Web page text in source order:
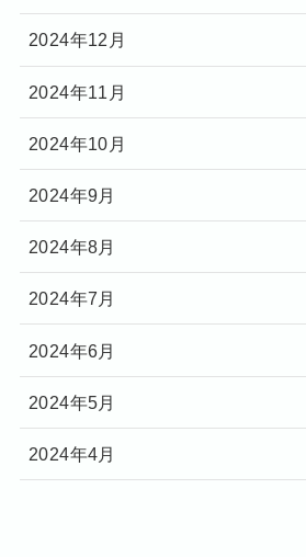
2024年12月
2024年11月
2024年10月
2024年9月
2024年8月
2024年7月
2024年6月
2024年5月
2024年4月